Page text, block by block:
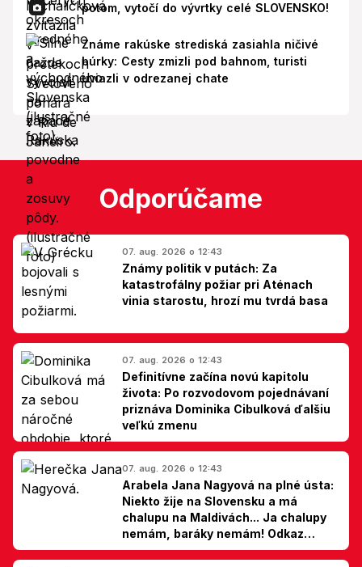
potom, vytočí do vývrtky celé SLOVENSKO!
Známe rakúske strediská zasiahla ničivé
búrky: Cesty zmizli pod bahnom, turisti
uviazli v odrezanej chate
Odporúčame
07. aug. 2026 o 12:43
Známy politik v putách: Za
katastrofálny požiar pri Aténach
vinia starostu, hrozí mu tvrdá basa
07. aug. 2026 o 12:43
Definitívne začína novú kapitolu
života: Po rozvodovom pojednávaní
priznáva Dominika Cibulková ďalšiu
veľkú zmenu
07. aug. 2026 o 12:43
Arabela Jana Nagyová na plné ústa:
Niekto žije na Slovensku a má
chalupu na Maldivách... Ja chalupy
nemám, baráky nemám! Odkaz
Slovákom